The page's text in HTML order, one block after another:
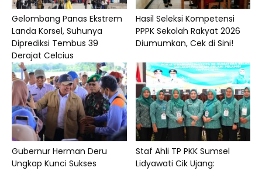
Gelombang Panas Ekstrem
Landa Korsel, Suhunya
Diprediksi Tembus 39
Derajat Celcius
Hasil Seleksi Kompetensi
PPPK Sekolah Rakyat 2026
Diumumkan, Cek di Sini!
Gubernur Herman Deru
Ungkap Kunci Sukses
Staf Ahli TP PKK Sumsel
Lidyawati Cik Ujang: